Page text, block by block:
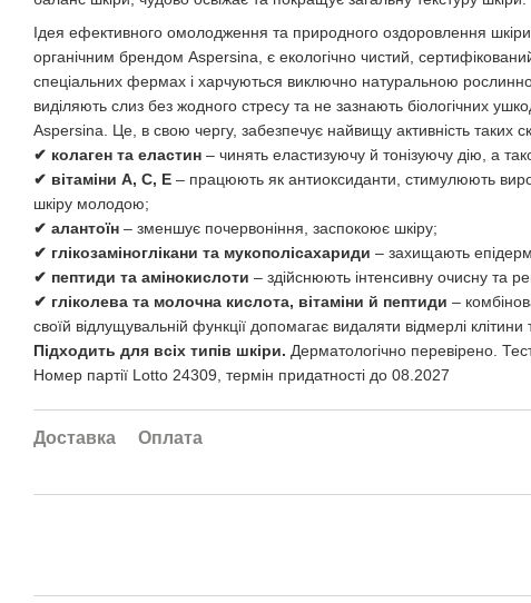
Ідея ефективного омолодження та природного оздоровлення шкіри
органічним брендом Aspersina, є екологічно чистий,
спеціальних фермах і харчуються виключно натуральною
виділяють слиз без жодного стресу та не зазнають біологічних
Aspersina. Це, в свою чергу, забезпечує найвищу активність таких
✔ колаген та еластин – чинять еластизуючу й тонізуючу дію, а
✔ вітаміни А, С, Е – працюють як антиоксиданти, стимулюють
шкіру молодою;
✔ алантоїн – зменшує почервоніння, заспокоює шкіру;
✔ глікозаміноглікани та мукополісахариди – захищають
✔ пептиди та амінокислоти – здійснюють інтенсивну очисну та
✔ гліколева та молочна кислота, вітаміни й пептиди –
своїй відлущувальній функції допомагає видаляти відмерлі
Підходить для всіх типів шкіри. Дерматологічно перевірено.
Номер партії Lotto 24309, термін придатності до 08.2027
Доставка Оплата